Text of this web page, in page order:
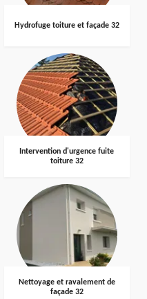
Hydrofuge toiture et façade 32
Intervention d'urgence fuite
toiture 32
Nettoyage et ravalement de
façade 32